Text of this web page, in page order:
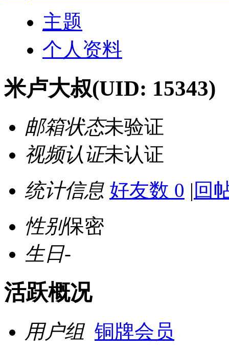
主题
个人资料
米卢大叔(UID: 15343)
邮箱状态未验证
视频认证未认证
统计信息 好友数 0 | 回
性别保密
生日-
活跃概况
用户组 铜牌会员